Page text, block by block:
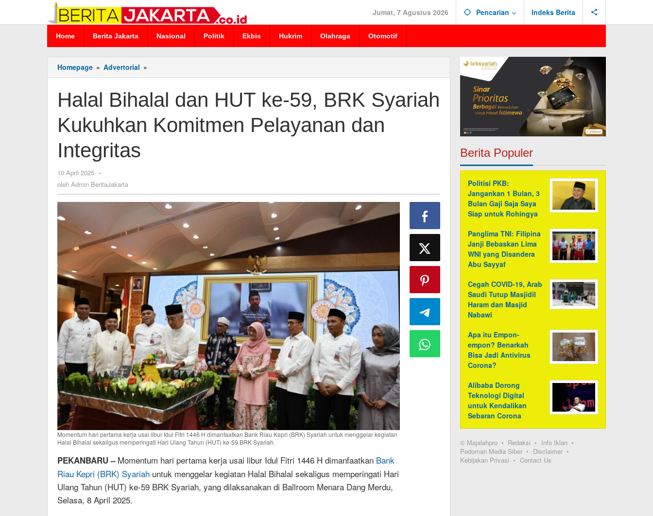
konten
Jumat, 7 Agustus 2026 Pencarian Indeks Berita
Home Berita Jakarta Nasional Politik Ekbis Hukrim Olahraga Otomotif
Homepage » Advertorial »
Bihalal
HUT
ke-
59,
BRK
Halal Bihalal dan HUT ke-59, BRK Syariah
Kukuhkan Komitmen Pelayanan dan
Integritas
10 April 2025 oleh
Admin
-
oleh Admin BeritaJakarta
Momentum hari pertama kerja usai libur Idul Fitri 1446 H dimanfaatkan Bank Riau Kepri (BRK) Syariah untuk menggelar kegiatan
Halal Bihalal sekaligus memperingati Hari Ulang Tahun (HUT) ke-59 BRK Syariah.
PEKANBARU – Momentum hari pertama kerja usai libur Idul Fitri 1446 H dimanfaatkan Bank
Riau Kepri (BRK) Syariah untuk menggelar kegiatan Halal Bihalal sekaligus memperingati Hari
Ulang Tahun (HUT) ke-59 BRK Syariah, yang dilaksanakan di Ballroom Menara Dang Merdu,
Selasa, 8 April 2025.
Berita Populer
Politisi PKB:
Jangankan 1 Bulan, 3
Bulan Gaji Saja Saya
Siap untuk Rohingya
Panglima TNI: Filipina
Janji Bebaskan Lima
WNI yang Disandera
Abu Sayyaf
Cegah COVID-19, Arab
Saudi Tutup Masjidil
Haram dan Masjid
Nabawi
Apa itu Empon-
empon? Benarkah
Bisa Jadi Antivirus
Corona?
Alibaba Dorong
Teknologi Digital
untuk Kendalikan
Sebaran Corona
© Majalahpro Redaksi
Info Iklan
Pedoman Media Siber
Disclaimer
Kebijakan Privasi
Contact Us